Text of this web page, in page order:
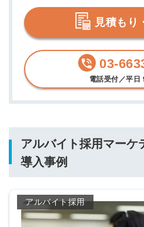
見積もり
03-
電話受付／平
アルバイト採用マーケ
導入事例
アルバイト採用